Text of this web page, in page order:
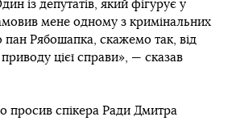
із депутатів, який фігурує у
мене одному з кримінальних
пан Рябошапка, скажемо так, від
цієї справи», — сказав
просив спікера Ради Дмитра